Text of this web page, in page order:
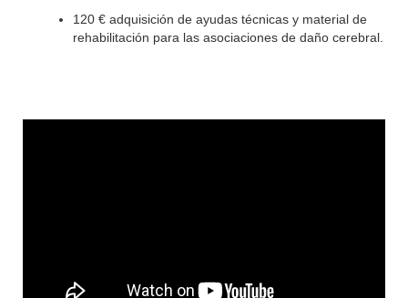
120 € adquisición de ayudas técnicas y material de
rehabilitación para las asociaciones de daño cerebral.